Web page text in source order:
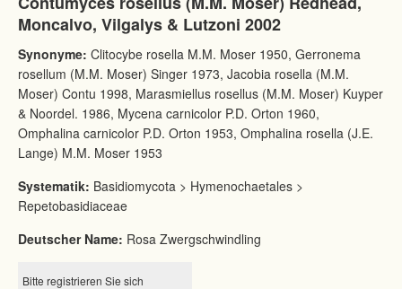
Moncalvo, Vilgalys & Lutzoni 2002
Synonyme: Clitocybe rosella M.M. Moser 1950, Gerronema
rosellum (M.M. Moser) Singer 1973, Jacobia rosella (M.M.
Moser) Contu 1998, Marasmiellus rosellus (M.M. Moser) Kuyper
& Noordel. 1986, Mycena carnicolor P.D. Orton 1960,
Omphalina carnicolor P.D. Orton 1953, Omphalina rosella (J.E.
Lange) M.M. Moser 1953
Systematik: Basidiomycota > Hymenochaetales >
Repetobasidiaceae
Deutscher Name: Rosa Zwergschwindling
Bitte registrieren Sie sich